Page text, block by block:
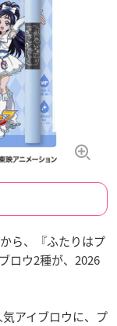
ら、『ふたりはプ
ロウ2種が、2026
アイブロウに、プ